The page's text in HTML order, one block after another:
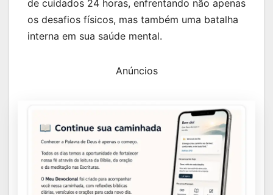
de cuidados 24 horas, enfrentando não apenas
os desafios físicos, mas também uma batalha
interna em sua saúde mental.
Anúncios